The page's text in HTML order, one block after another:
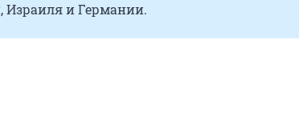
Израиля и Германии.